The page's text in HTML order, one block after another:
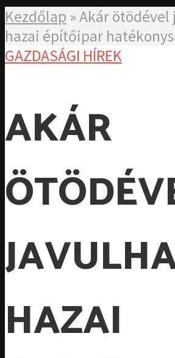
Kezdőlap »Akár ötödével
hazai építőipar
GAZDASÁGI HÍREK
AKÁR
HAZAI